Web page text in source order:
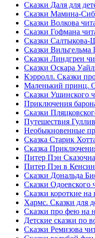
Сказки Даля для
Сказки Мамина-
Сказки Волкова
Сказки Гофмана
Сказки Салтыкова-
Сказки Вильгельма
Сказки Линдгрен
Сказки Оскара
Кэрролл. Сказки
Маленький принц.
Сказки Ушинского
Приключения
Сказки
Путешествия
Необыкновенные
Сказка Старик
Сказка
Питер Пэн
Питер Пэн в
Сказки Дональда
Сказки Одоевского
Сказки короткие на
Хармс. Сказки для
Сказки про фею на
Детские сказки по
Сказки Ремизова